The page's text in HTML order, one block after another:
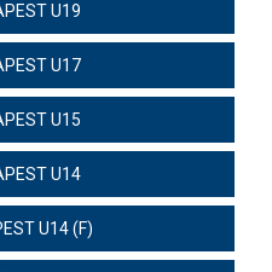
U19
U17
U15
U14
U14 (F)